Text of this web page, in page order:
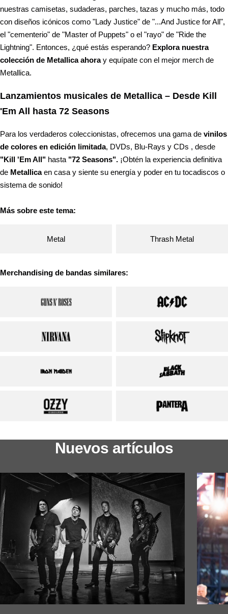
nuestras camisetas, sudaderas, parches, tazas y mucho más, todo
con diseños icónicos como "Lady Justice" de "...And Justice for All",
el "cementerio" de "Master of Puppets" o el "rayo" de "Ride the
Lightning". Entonces, ¿qué estás esperando? Explora nuestra
colección de Metallica ahoray equípate con el mejor merch de
Metallica.
Lanzamientos musicales de Metallica – Desde Kill
'Em All hasta 72 Seasons
Para los verdaderos coleccionistas, ofrecemos una gama de vinilos
de colores en edición limitada, DVDs, Blu-Rays y CDs , desde
"Kill 'Em All" hasta "72 Seasons". ¡Obtén la experiencia definitiva
de Metallicaen casa y siente su energía y poder en tu tocadiscos o
sistema de sonido!
Más sobre este tema:
Metal Thrash Metal
Merchandising de bandas similares:
Nuevos artículos